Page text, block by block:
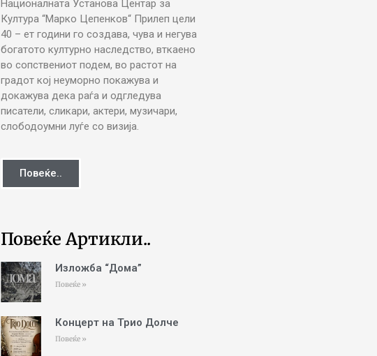
Националната Установа Центар за
Култура “Марко Цепенков“ Прилеп цели
40 – ет години го создава, чува и негува
богатото културно наследство, вткаено
во сопствениот подем, во растот на
градот кој неуморно покажува и
докажува дека раѓа и одгледува
писатели, сликари, актери, музичари,
слободоумни луѓе со визија.
Повеќе..
Повеќе Артикли..
Изложба “Дома”
Повеќе »
Концерт на Трио Долче
Повеќе »